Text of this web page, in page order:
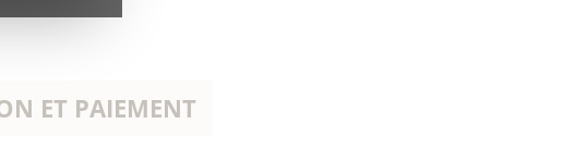
ET PAIEMENT